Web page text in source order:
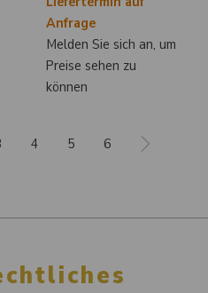
Anfrage
Melden Sie sich an, um
Preise sehen zu
können
4 5 6